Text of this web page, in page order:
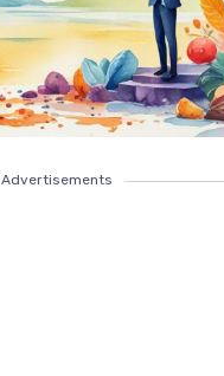
Advertisements